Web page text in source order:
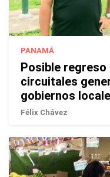
PANAMÁ
Posible
circuitales
gobiernos
Félix Chávez